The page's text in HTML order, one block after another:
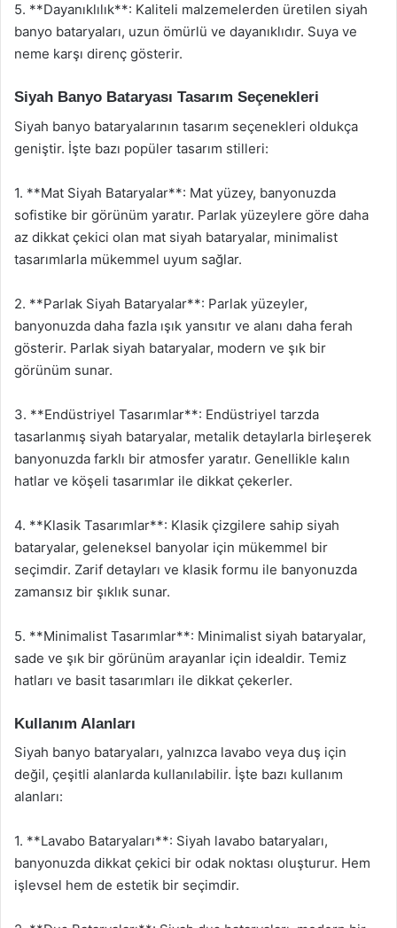
5. **Dayanıklılık**: Kaliteli malzemelerden üretilen siyah
banyo bataryaları, uzun ömürlü ve dayanıklıdır. Suya ve
neme karşı direnç gösterir.
Siyah Banyo Bataryası Tasarım Seçenekleri
Siyah banyo bataryalarının tasarım seçenekleri oldukça
geniştir. İşte bazı popüler tasarım stilleri:
1. **Mat Siyah Bataryalar**: Mat yüzey, banyonuzda
sofistike bir görünüm yaratır. Parlak yüzeylere göre daha
az dikkat çekici olan mat siyah bataryalar, minimalist
tasarımlarla mükemmel uyum sağlar.
2. **Parlak Siyah Bataryalar**: Parlak yüzeyler,
banyonuzda daha fazla ışık yansıtır ve alanı daha ferah
gösterir. Parlak siyah bataryalar, modern ve şık bir
görünüm sunar.
3. **Endüstriyel Tasarımlar**: Endüstriyel tarzda
tasarlanmış siyah bataryalar, metalik detaylarla birleşerek
banyonuzda farklı bir atmosfer yaratır. Genellikle kalın
hatlar ve köşeli tasarımlar ile dikkat çekerler.
4. **Klasik Tasarımlar**: Klasik çizgilere sahip siyah
bataryalar, geleneksel banyolar için mükemmel bir
seçimdir. Zarif detayları ve klasik formu ile banyonuzda
zamansız bir şıklık sunar.
5. **Minimalist Tasarımlar**: Minimalist siyah bataryalar,
sade ve şık bir görünüm arayanlar için idealdir. Temiz
hatları ve basit tasarımları ile dikkat çekerler.
Kullanım Alanları
Siyah banyo bataryaları, yalnızca lavabo veya duş için
değil, çeşitli alanlarda kullanılabilir. İşte bazı kullanım
alanları:
1. **Lavabo Bataryaları**: Siyah lavabo bataryaları,
banyonuzda dikkat çekici bir odak noktası oluşturur. Hem
işlevsel hem de estetik bir seçimdir.